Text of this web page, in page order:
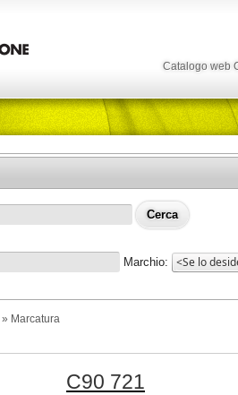
Catalogo web
Marchio:
» Marcatura
C90 721